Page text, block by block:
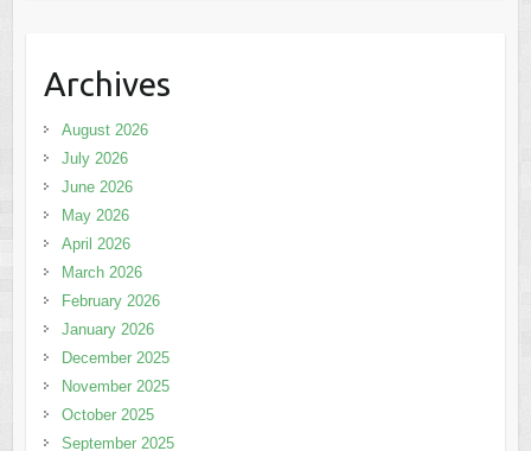
Archives
August 2026
July 2026
June 2026
May 2026
April 2026
March 2026
February 2026
January 2026
December 2025
November 2025
October 2025
September 2025